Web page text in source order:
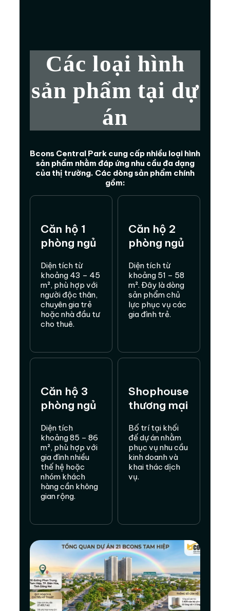
Các loại hình
sản phẩm tại dự
án
Bcons Central Park cung cấp nhiều loại hình
sản phẩm nhằm đáp ứng nhu cầu đa dạng
của thị trường. Các dòng sản phẩm chính
gồm:
Căn hộ 1
phòng ngủ
Diện tích từ
khoảng 43 – 45
m², phù hợp với
người độc thân,
chuyên gia trẻ
hoặc nhà đầu tư
cho thuê.
Căn hộ 2
phòng ngủ
Diện tích từ
khoảng 51 – 58
m². Đây là dòng
sản phẩm chủ
lực phục vụ các
gia đình trẻ.
Căn hộ 3
phòng ngủ
Diện tích
khoảng 85 – 86
m², phù hợp với
gia đình nhiều
thế hệ hoặc
nhóm khách
hàng cần không
gian rộng.
Shophouse
thương mại
Bố trí tại khối
đế dự án nhằm
phục vụ nhu cầu
kinh doanh và
khai thác dịch
vụ.